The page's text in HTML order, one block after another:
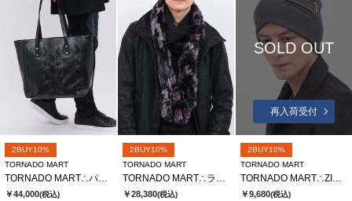
2BUY10%
TORNADO MART
TORNADO MART∴パイソンエンボスレザートートバッグ
￥44,000(税込)
2BUY10%
TORNADO MART
TORNADO MART∴ラビットファースヌード
￥28,380(税込)
SOLD OUT
再入荷受付
2BUY10%
TORNADO MART
TORNADO MART∴ZIPアクセントニットキャップ
￥9,680(税込)